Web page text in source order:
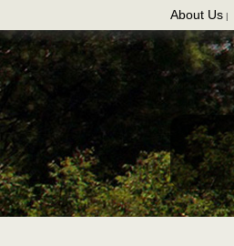
to
main
content
About Us |